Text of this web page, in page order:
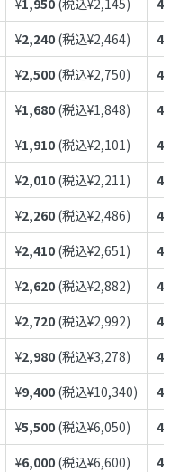
¥2,240 (税込¥2,464)
¥2,500 (税込¥2,750)
¥1,680 (税込¥1,848)
¥1,910 (税込¥2,101)
¥2,010 (税込¥2,211)
¥2,260 (税込¥2,486)
¥2,410 (税込¥2,651)
¥2,620 (税込¥2,882)
¥2,720 (税込¥2,992)
¥2,980 (税込¥3,278)
¥9,400 (税込¥10,340)
¥5,500 (税込¥6,050)
¥6,000 (税込¥6,600)